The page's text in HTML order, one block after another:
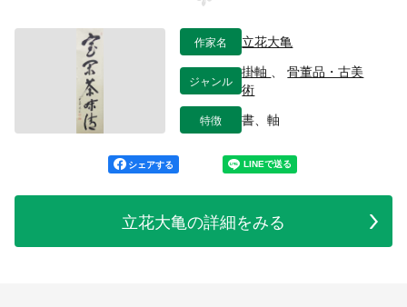
作家名 立花大亀
ジャンル
掛軸 、骨董品・古美
術
特徴 書、軸
シェアする
立花大亀の詳細をみる